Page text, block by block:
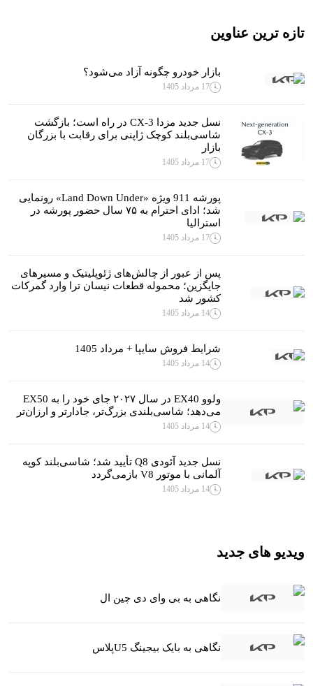
تازه ترین عناوین
بازار خودرو چگونه آزاد می‌شود؟
17 مرداد 1405
نسل جدید مزدا CX-3 در راه است؛ بازگشت
شاسی‌بلند کوچک ژاپنی برای رقابت با بزرگان
بازار
17 مرداد 1405
پورشه 911 ویژه «Land Down Under» رونمایی
شد؛ ادای احترام به ۷۵ سال حضور پورشه در
استرالیا
17 مرداد 1405
پس از عبور از چالش‌های ژئوپلیتیک و مسیرهای
جایگزین؛ محموله قطعات نیسان ترا وارد گمرکات
کشور شد
14 مرداد 1405
شرایط فروش سایپا + مرداد 1405
14 مرداد 1405
ولوو EX40 در سال ۲۰۲۷ جای خود را به EX50
می‌دهد؛ شاسی‌بلندی بزرگ‌تر، جادارتر و ارزان‌تر
14 مرداد 1405
نسل جدید آئودی Q8 تأیید شد؛ شاسی‌بلند کوپه
آلمانی با موتور V8 بازمی‌گردد
14 مرداد 1405
ویدیو های جدید
نگاهی به بی وای دی چین ال
نگاهی به بایک بیجینگ U5پلاس